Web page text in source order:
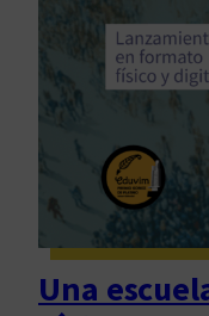
n
d
o
l
t
e
t
o
Una